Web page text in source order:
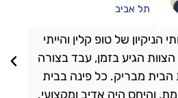
של טופ קלין והייתי
הגיע בזמן, עבד בצורה
הבית מבריק. כל פינה בבית
והיחס היה אדיב ומקצועי.
תל אביב